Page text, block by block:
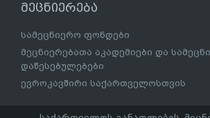
მეცნიერება
სამეცნიერო ფონდები
მეცნიერებათა აკადემიები და
დაწესებულებები
ევროკავშირი საქართველოსთვის